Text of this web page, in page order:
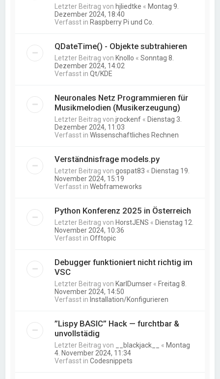
Letzter Beitrag von hjliedtke « Montag 9.
Dezember 2024, 18:40
Verfasst in Raspberry Pi und Co.
QDateTime() - Objekte subtrahieren
Letzter Beitrag von Knollo «Sonntag 8.
Dezember 2024, 14:02
Verfasst inQt/KDE
Neuronales Netz Programmieren für
Musikmelodien (Musikerzeugung)
Letzter Beitrag vonjrockenf « Dienstag 3.
Dezember 2024, 11:03
Verfasst inWissenschaftliches Rechnen
Verständnisfrage models.py
Letzter Beitrag vongospat83 « Dienstag 19.
November 2024, 15:19
Verfasst inWebframeworks
Python Konferenz 2025 in Österreich
Letzter Beitrag von HorstJENS « Dienstag 12.
November 2024, 10:36
Verfasst inOfftopic
Debugger funktioniert nicht richtig im
VSC
Letzter Beitrag von KarlDumser « Freitag 8.
November 2024, 14:50
Verfasst in Installation/Konfigurieren
”Lispy BASIC” Hack — furchtbar &
unvollstädig
Letzter Beitrag von __blackjack__ « Montag
4. November 2024, 11:34
Verfasst inCodesnippets